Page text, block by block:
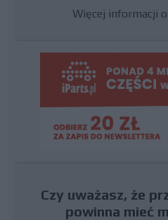
Więcej informacji o
Czy uważasz, że
powinna mieć